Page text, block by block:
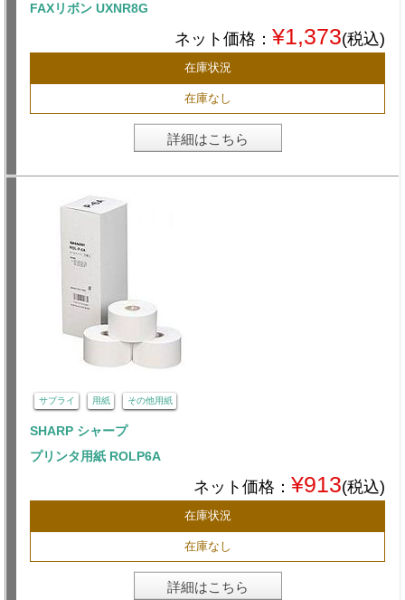
FAXリボン UXNR8G
ネット価格： ¥1,373(税込)
在庫状況
在庫なし
詳細はこちら
サプライ 用紙 その他用紙
SHARP シャープ
プリンタ用紙 ROLP6A
ネット価格： ¥913(税込)
在庫状況
在庫なし
詳細はこちら